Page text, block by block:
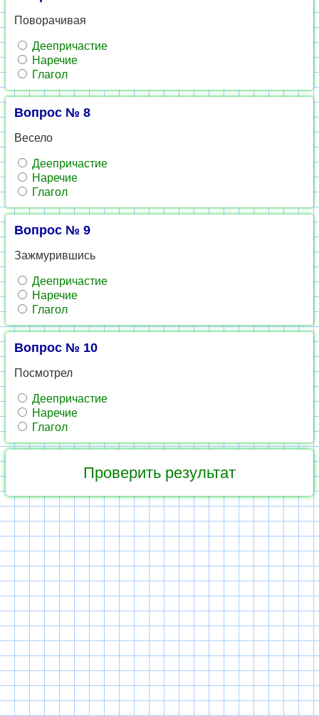
Поворачивая
Деепричастие
Наречие
Глагол
Вопрос № 8
Весело
Деепричастие
Наречие
Глагол
Вопрос № 9
Зажмурившись
Деепричастие
Наречие
Глагол
Вопрос № 10
Посмотрел
Деепричастие
Наречие
Глагол